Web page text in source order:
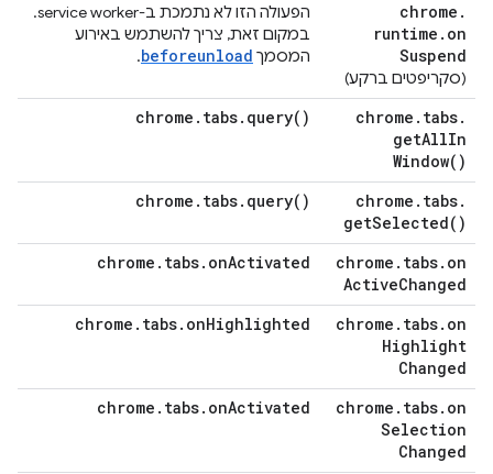
chrome .
runtime . on
Suspend
(סקריפטים ברקע)
הפעולה הזו לא נתמכת ב-service worker.
במקום זאת, צריך להשתמש באירוע
המסמך beforeunload
.
chrome . tabs.
getAllIn
Window( )
chrome . tabs. query( )
chrome . tabs.
getSelected( )
chrome . tabs. query( )
chrome . tabs. on
ActiveChanged
chrome . tabs. onActivated
chrome . tabs. on
Highlight
Changed
chrome . tabs. onHighlighted
chrome . tabs. on
Selection
Changed
chrome . tabs. onActivated